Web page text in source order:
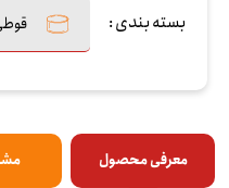
بسته بندی :
معرفی محصول